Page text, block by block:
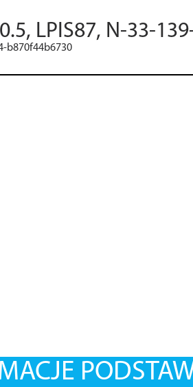
LPIS87, N-33-
b870f44b6730